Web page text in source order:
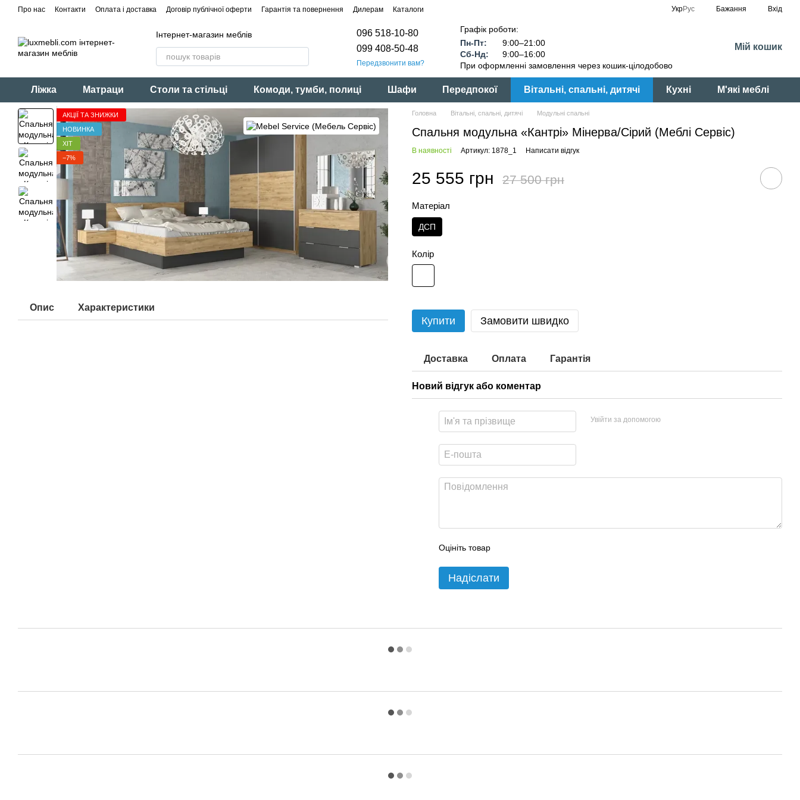
Перейти до основного контенту
Про нас Контакти Оплата і доставка Договір публічної оферти Гарантія та повернення Дилерам Каталоги УкрРус Бажання Вхід
Інтернет-магазин меблів
096 518-10-80
099 408-50-48
Передзвонити вам?
Графік роботи:
Пн-Пт:
9:00–21:00
Сб-Нд:
9:00–16:00
При оформленні замовлення через кошик-цілодобово
Мій кошик
Ліжка Матраци Столи та стільці Комоди, тумби, полиці Шафи Передпокої Вітальні, спальні, дитячі Кухні М'які меблі
АКЦІЇ ТА ЗНИЖКИ
НОВИНКА
ХІТ
−7%
Опис Характеристики
Головна Вітальні, спальні, дитячі Модульні спальні
Спальня модульна «Кантрі» Мінерва/Сірий (Меблі Сервіс)
В наявності Артикул: 1878_1 Написати відгук
25 555 грн 27 500 грн
Матеріал
ДСП
Колір
Купити Замовити швидко
Доставка Оплата Гарантія
Новий відгук або коментар
Увійти за допомогою
Оцініть товар
Надіслати